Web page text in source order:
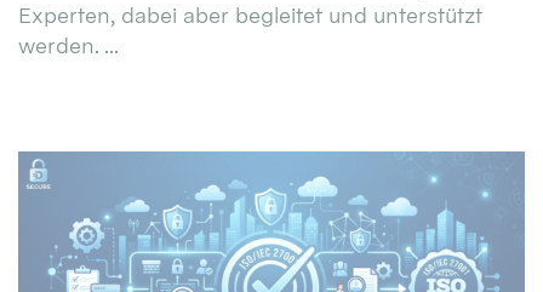
Experten, dabei aber begleitet und unterstützt
werden. ...